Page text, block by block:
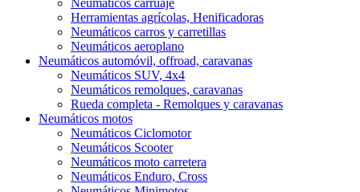
Neumaticos carruaje
Herramientas agrícolas, Henificadoras
Neumáticos carros y carretillas
Neumáticos aeroplano
Neumáticos automóvil, offroad, caravanas
Neumáticos SUV, 4x4
Neumáticos remolques, caravanas
Rueda completa - Remolques y caravanas
Neumáticos motos
Neumáticos Ciclomotor
Neumáticos Scooter
Neumáticos moto carretera
Neumáticos Enduro, Cross